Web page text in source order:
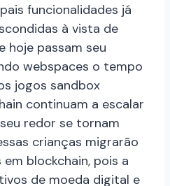
funcionalidades já
à vista de
hoje passam seu
webspaces o tempo
jogos sandbox
continuam a escalar
redor se tornam
crianças migrarão
blockchain, pois a
de moeda digital e